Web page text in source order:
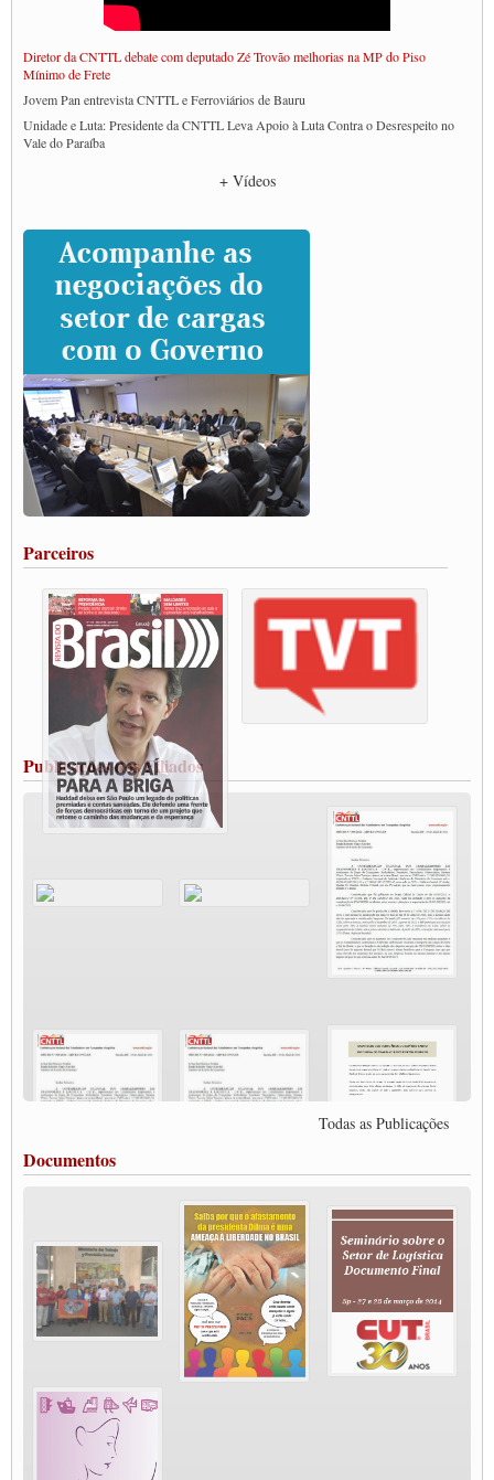
Diretor da CNTTL debate com deputado Zé Trovão melhorias na MP do Piso
Mínimo de Frete
Jovem Pan entrevista CNTTL e Ferroviários de Bauru
Unidade e Luta: Presidente da CNTTL Leva Apoio à Luta Contra o Desrespeito no
Vale do Paraíba
Caminhoneiros prometem paralisação e cobram diálogo com Lula
CNTTL e lideranças de caminhoneiros participam de debate sobre saúde nas
rodovias
Paulinho e Litti debatem política global para transporte rodoviário de cargas na
SUTCRA no Uruguai
Grande Conquista da Categoria transporte de Cargas e Caminhoneiros Autonomos
ENCONTRO INTERNACIONAL EM APOIO A CLASSE TRABALHADORA
DO BRASIL E A ELEIÇÃO 2022
Carta às Brasileiras e aos Brasileiros em Defesa do Estado Democrático de Direito
Paulinho, presidente da CNTTL, faz balanço do 3º Congresso da CNTTL
Caminhoneiros aprovam greve a partir do 1º de novembro
Rodoviários de Feira Santana fazem Assembleia para avaliar proposta de reajuste
salarial
Vacina Já: Lockdown de 24 horas dos trabalhadores em transportes está mantido,
Condutores de Guarulhos farão greve sanitária nesta terça-feira (20)
Paralisação dos Caminhoneiros na #BR285, entrocamento que liga o Mercosul ao
Rio Grande
Caminhoneiros bloqueiam duas faixas na Castello Branco e fazem protesto
Modal-Live #13 Aumento da Violência Contra Mulher e o Adoecimento da Classe
Trabalhadora em Tempos de Pandemia
MODAL-LIVE#12 POLÍTICAS PÚBLICAS DE TRANSPORTE PARA A
CLASSE TRABALHADORA E ELEIÇÕES NA PANDEMIA
MODAL-LIVE#11 POLÍTICAS PÚBLICAS DE TRANSPORTE
JUVENTUDE DO TRANSPORTE: POR QUE DEVEMOS NOS ORGANIZAR?
Fabio Primo testa positivo para Coronavírus, mas está bem de saúde
Modal-Live#9 Quais são os direitos dos trabalhador@s que contraem a Covid-19 na
Participe da Campanha Fora Bolsonaro
CNTTL e FECOOTAC apoiam Campanha de testes de COVID-19 para
MODAL-LIVE#8 - Lideranças sindicais da CNTTL, CGTB e dos caminhoneiros
O PAPEL DA ITF E FUTAC NAS LUTAS, EMPREGO, DIREITOS EM
ESCALA GLOBAL E DA DEFESA DA VIDA
Modal-Live #6: Com participação especial do professor da Unisinos e Doutor em
Ciências da Comunicação da USP, Rafael Grohmann, que coordena uma pesquisa
MODAL-LIVE #5 IMPACTOS DA COVID-19 NO TRABALHO VIÁRIO
(15/06/2020)
MODAL-LIVE #4 A privatização da gestão portuária e a Pandemia (9/06/2020)
MODAL-LIVE #4 A privatização da gestão portuária e a Pandemia (9/06/2020)
MODAL-LIVE #3 Impactos da COVID-19 na aviação (8/06/2020)
MODAL-LIVE #3 Impactos da COVID-19 na aviação (8/06/2020)
MODAL-LIVE #3 Impactos da COVID-19 na aviação (8/06/2020)
MODAL-LIVE #3 Impactos da COVID-19 na aviação (8/06/2020)
MODAL-LIVE #2 Os Impactos da COVID-19 no Trabalho Metroferroviário
(2/06/2020)
MODAL-LIVE #1 Data-base da categoria rodoviária e a pandemia de COVID-19
+ Vídeos
Parceiros
Publicações dos Filiados
Todas as Publicações
Documentos